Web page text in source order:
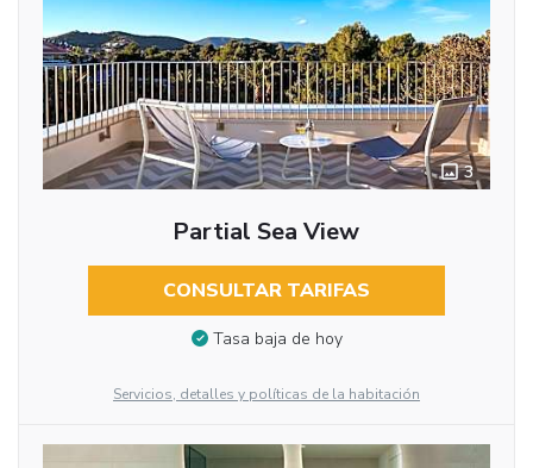
3
Partial Sea View
CONSULTAR TARIFAS
Tasa baja de hoy
Servicios, detalles y políticas de la habitación